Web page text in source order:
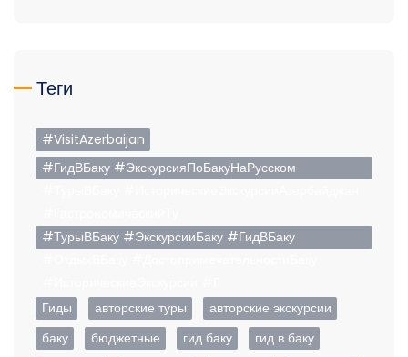
Теги
#VisitAzerbaijan
#ГидВБаку #ЭкскурсияПоБакуНаРусском
#ТурыВБаку #ЭкскурсииБаку #ГидВБаку
Гиды
авторские туры
авторские экскурсии
баку
бюджетные гид баку
гид в баку